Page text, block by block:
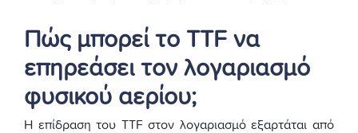
Πώς μπορεί το TTF να
επηρεάσει τον λογαριασμό
φυσικού αερίου;
Η επίδραση του TTF στον λογαριασμό εξαρτάται από